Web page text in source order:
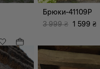
Брюки-41109P
3 999 ₴ 1 599 ₴